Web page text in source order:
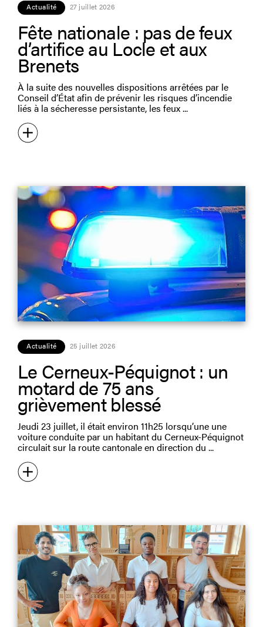
Actualité 27 juillet 2026
Fête nationale : pas de feux
d’artifice au Locle et aux
Brenets
À la suite des nouvelles dispositions arrêtées par le
Conseil d’État afin de prévenir les risques d’incendie
liés à la sécheresse persistante, les feux
Actualité 25 juillet 2026
Le Cerneux-Péquignot : un
motard de 75 ans
grièvement blessé
Jeudi 23 juillet, il était environ 11h25 lorsqu’une une
voiture conduite par un habitant du Cerneux-Péquignot
circulait sur la route cantonale en direction du